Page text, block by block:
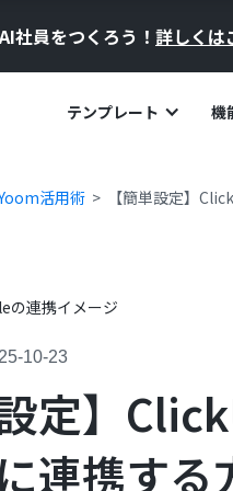
社員をつくろう！ 詳しくは
テンプレート 機
活用術 【簡単設定】
10-23
設定】
連携する